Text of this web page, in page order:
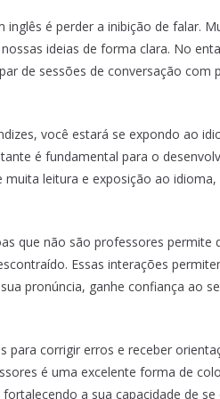
é perder a inibição de falar.
ideias de forma clara. No
de sessões de conversação com
você estará se expondo ao
é fundamental para o
leitura e exposição ao
que não são professores permite
Essas interações
pronúncia, ganhe confiança ao
corrigir erros e receber
é uma excelente forma de
a sua capacidade de se